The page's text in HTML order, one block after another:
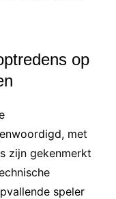
op
met
zijn gekenmerkt
speler